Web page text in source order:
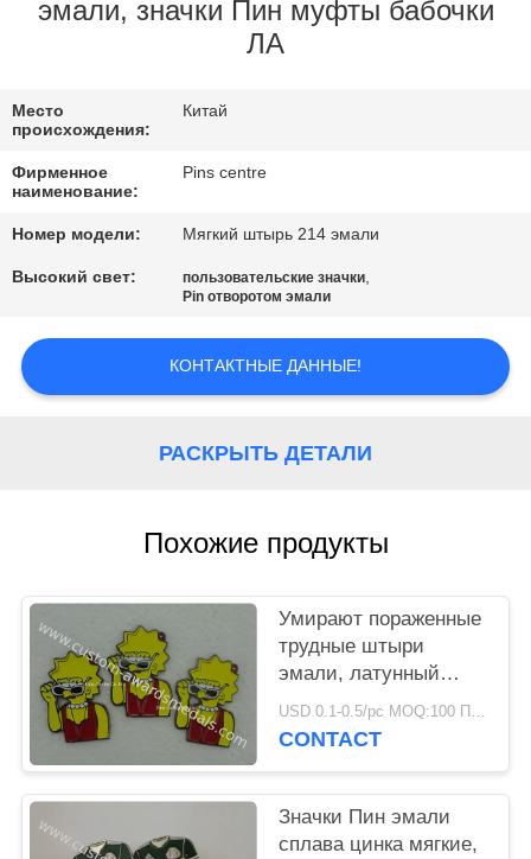
КАЧЕСТВА
МЫ
НОВОСТИ
СЛУЧАИ
КАРТА
САЙТА
эмали, значки Пин муфты бабочки
ЛА
Место
происхождения:
Китай
Фирменное
наименование:
Pins centre
Номер модели: Мягкий штырь 214 эмали
Высокий свет: пользовательские значки,
Pin отворотом эмали
КОНТАКТНЫЕ ДАННЫЕ!
РАСКРЫТЬ ДЕТАЛИ
Похожие продукты
Умирают пораженные
трудные штыри
эмали, латунный
материальный значок
медсестры
USD 0.1-0.5/pc MOQ:100 ПК в конструкцию
CONTACT
Значки Пин эмали
сплава цинка мягкие,